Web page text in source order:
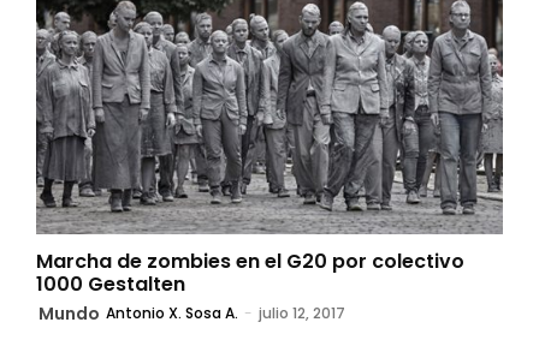
Marcha de zombies en el G20 por colectivo
1000 Gestalten
Mundo Antonio X. Sosa A. - julio 12, 2017